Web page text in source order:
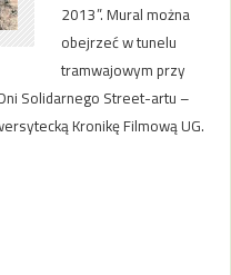
2013”. Mural można
obejrzeć w tunelu
tramwajowym przy
Solidarnego Street-artu –
Kronikę Filmową UG.